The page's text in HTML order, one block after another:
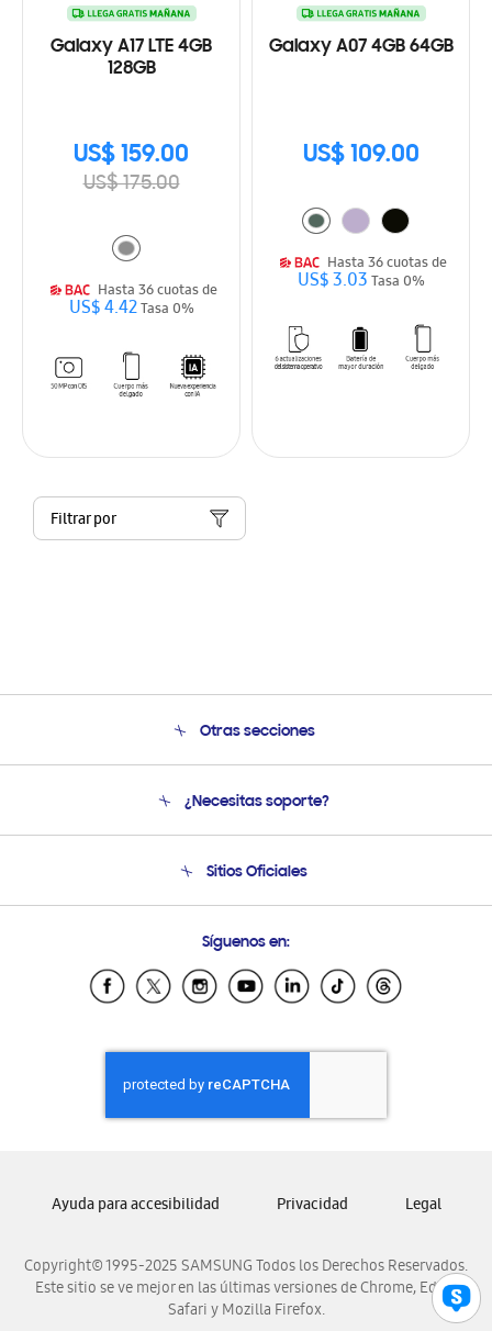
Galaxy A17 LTE 4GB
128GB
US$ 159.00
US$ 175.00
Hasta 36 cuotas de
US$ 4.42Tasa 0%
Galaxy A07 4GB 64GB
US$ 109.00
Hasta 36 cuotas de
US$ 3.03Tasa 0%
Filtrar por
Otras secciones
Soporte
Seguimiento de tu pedido
¿Necesitas soporte?
Soporte vía eMail
Sitios Oficiales
Samsung Ecuador
Samsung El Salvador
Samsung Honduras
Samsung Nicaragua
Samsung Panamá
Samsung Venezuela
Síguenos en:
Copyright© 1995-2025 SAMSUNG Todos los Derechos Reservados.
Este sitio se ve mejor en las últimas versiones de Chrome, Edge,
Safari y Mozilla Firefox.
Ayuda para accesibilidad Privacidad Legal